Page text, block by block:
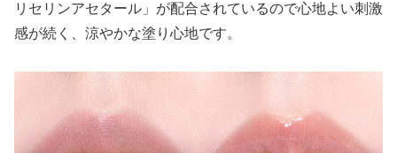
リセリンアセタール」が配合されているので心地よい刺激
感が続く、涼やかな塗り心地です。